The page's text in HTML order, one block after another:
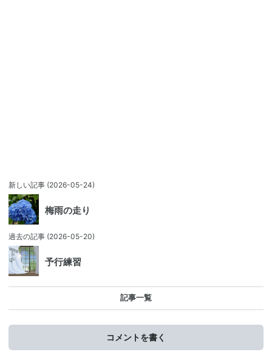
新しい記事 (2026-05-24)
梅雨の走り
過去の記事 (2026-05-20)
予行練習
記事一覧
コメントを書く